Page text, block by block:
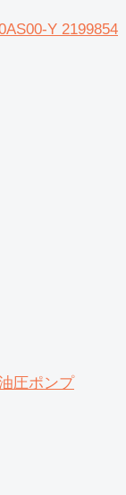
Y 2199854
圧ポンプ